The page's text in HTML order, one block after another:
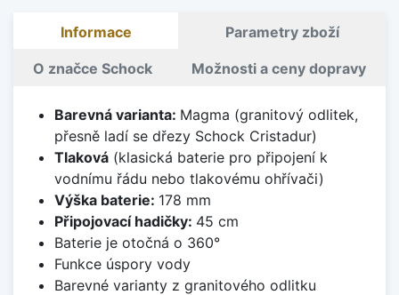
Informace Parametry zboží
O značce Schock Možnosti a ceny dopravy
Barevná varianta: Magma (granitový odlitek,
přesně ladí se dřezy Schock Cristadur)
Tlaková(klasická baterie pro připojení k
vodnímu řádu nebo tlakovému ohřívači)
Výška baterie: 178 mm
Připojovací hadičky: 45 cm
Baterie je otočná o 360°
Funkce úspory vody
Barevné varianty z granitového odlitku